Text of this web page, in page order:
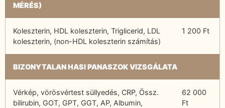
MÉRÉS)
Koleszterin, HDL koleszterin, Triglicerid, LDL
koleszterin, (non-HDL koleszterin számítás)
1 200 Ft
BIZONYTALAN HASI PANASZOK VIZSGÁLATA
Vérkép, vörösvértest süllyedés, CRP, Össz.
bilirubin, GOT, GPT, GGT, AP, Albumin,
62 000
Ft